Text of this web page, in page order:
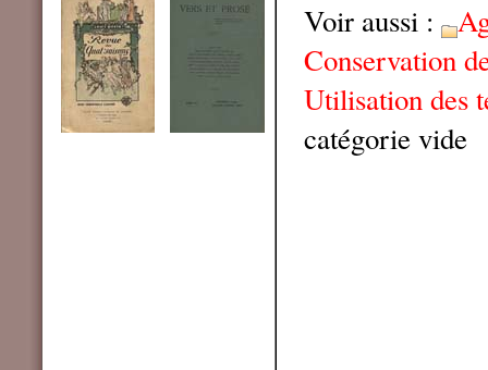
Voir aussi :
Conservation
Utilisation des
catégorie vide